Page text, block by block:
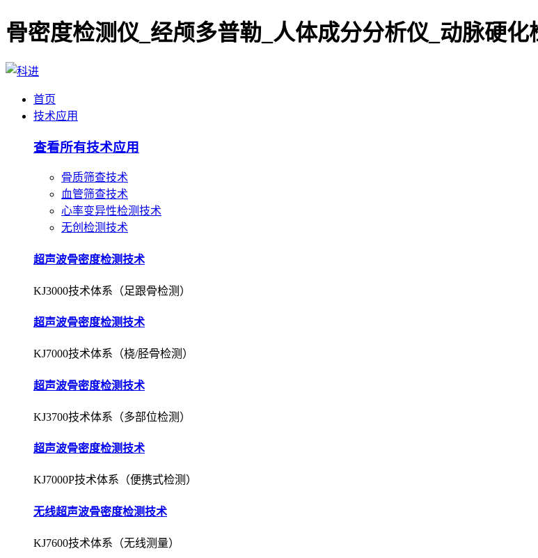
首页
骨质筛查技术
心率变异性检测技术
超声波骨密度检测技术
KJ3000技术体系（足跟骨检测）
超声波骨密度检测技术
KJ7000技术体系（桡/胫骨检测）
超声波骨密度检测技术
KJ3700技术体系（多部位检测）
超声波骨密度检测技术
KJ7000P技术体系（便携式检测）
无线超声波骨密度检测技术
KJ7600技术体系（无线测量）
超声经颅多普勒血流检测技术
M技术体系（无创血流测量）